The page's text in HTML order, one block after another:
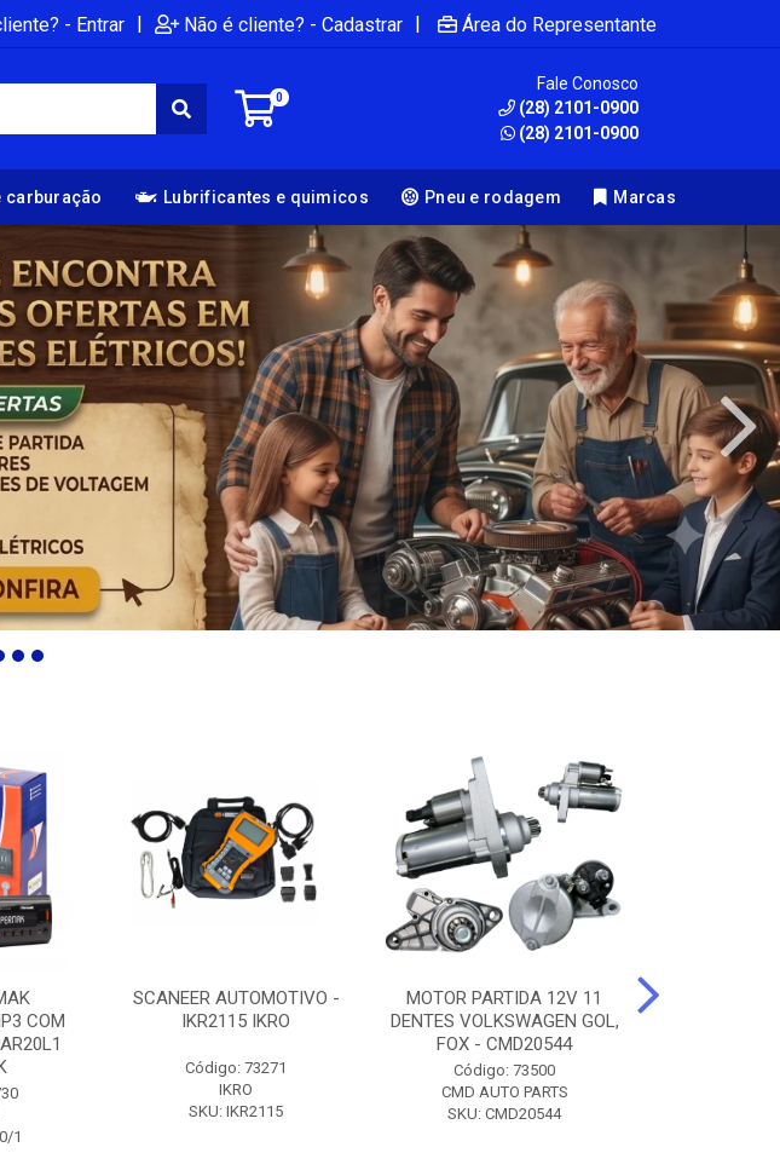
- Entrar | Não é cliente? - Cadastrar | Área do Representante
0
Fale Conosco
(28) 2101-0900
(28) 2101-0900
carburação Lubrificantes e quimicos Pneu e rodagem Marcas
COM
1
SCANEER AUTOMOTIVO -
IKR2115 IKRO
Código: 73271
IKRO
SKU: IKR2115
MOTOR PARTIDA 12V 11
DENTES VOLKSWAGEN GOL,
FOX - CMD20544
Código: 73500
CMD AUTO PARTS
SKU: CMD20544